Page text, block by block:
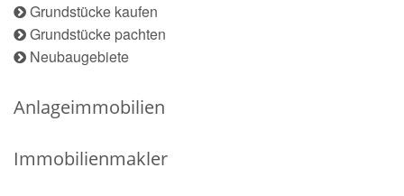
Grundstücke kaufen
Grundstücke pachten
Neubaugebiete
Anlageimmobilien
Immobilienmakler